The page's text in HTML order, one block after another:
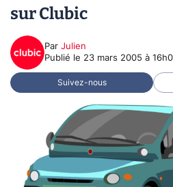
sur Clubic
Par Julien
Publié le 23 mars 2005 à
Suivez-nous